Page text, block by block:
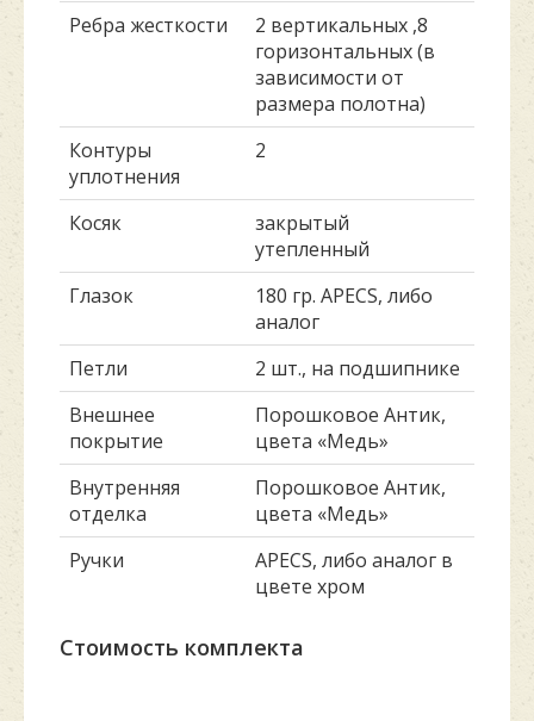
Ребра жесткости
2 вертикальных ,8
горизонтальных (в
зависимости от
размера полотна)
Контуры
уплотнения
2
Косяк
закрытый
утепленный
Глазок
180 гр. APECS, либо
аналог
Петли
2 шт., на подшипнике
Внешнее
покрытие
Порошковое Антик,
цвета «Медь»
Внутренняя
отделка
Порошковое Антик,
цвета «Медь»
Ручки
APECS, либо аналог в
цвете хром
Стоимость комплекта